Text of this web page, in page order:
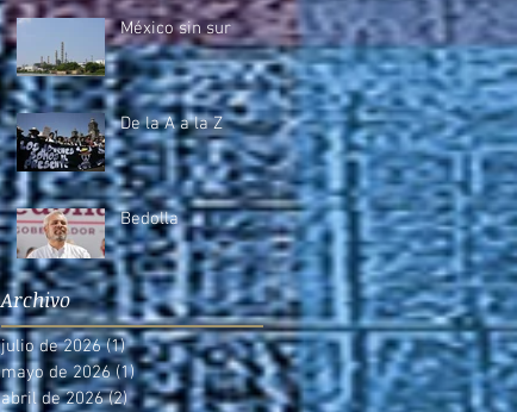
México sin sur
De la A a la Z
Bedolla
Archivo
julio de 2026 (1)1 entrada
mayo de 2026 (1)1 entrada
abril de 2026 (2)2 entradas